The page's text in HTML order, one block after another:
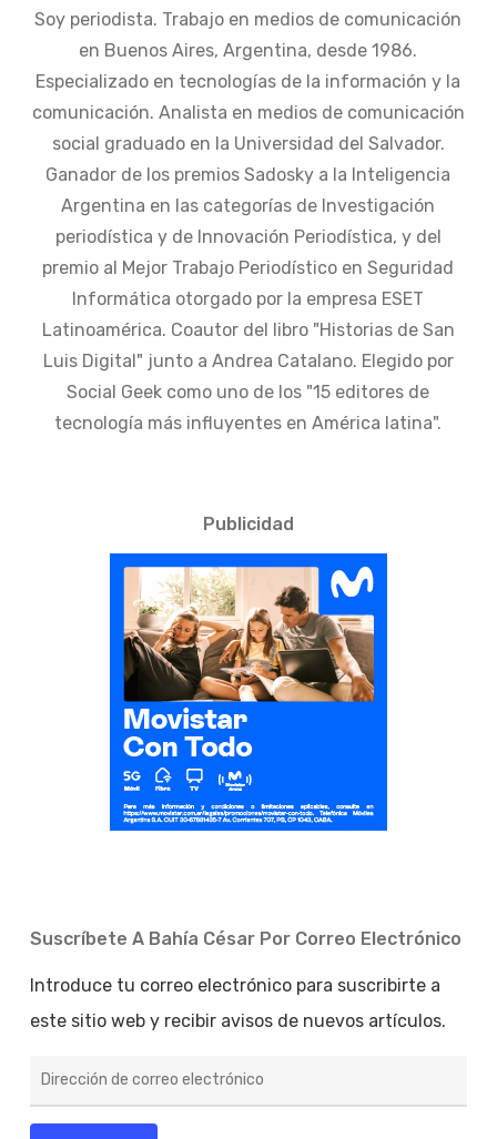
Soy periodista. Trabajo en medios de comunicación
en Buenos Aires, Argentina, desde 1986.
Especializado en tecnologías de la información y la
comunicación. Analista en medios de comunicación
social graduado en la Universidad del Salvador.
Ganador de los premios Sadosky a la Inteligencia
Argentina en las categorías de Investigación
periodística y de Innovación Periodística, y del
premio al Mejor Trabajo Periodístico en Seguridad
Informática otorgado por la empresa ESET
Latinoamérica. Coautor del libro "Historias de San
Luis Digital" junto a Andrea Catalano. Elegido por
Social Geek como uno de los "15 editores de
tecnología más influyentes en América latina".
Publicidad
Suscríbete A Bahía César Por Correo Electrónico
Introduce tu correo electrónico para suscribirte a
este sitio web y recibir avisos de nuevos artículos.
de